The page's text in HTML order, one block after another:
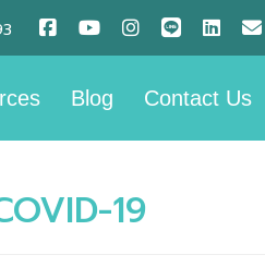
Blog Contact Us
19